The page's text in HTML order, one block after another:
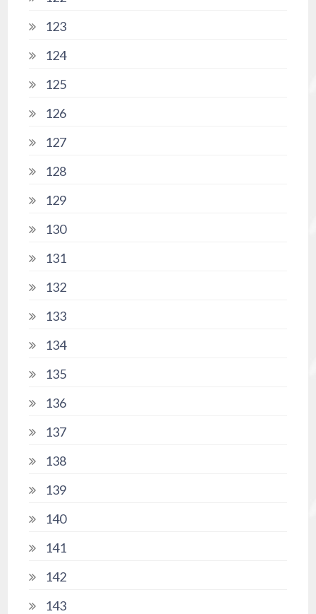
123
124
125
126
127
128
129
130
131
132
133
134
135
136
137
138
139
140
141
142
143